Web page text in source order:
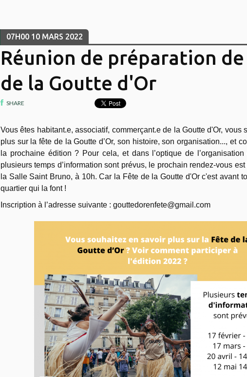
07H00 10 MARS 2022
Réunion de préparation
de la Goutte d'Or
SHARE
Vous êtes habitant.e, associatif, commerçant.e de la Goutte d'Or, vous
plus sur la fête de la Goutte d’Or, son histoire, son organisation..., et
la prochaine édition ? Pour cela, et dans l’optique de
plusieurs temps d’information sont prévus, le prochain rendez-vous
la Salle Saint Bruno, à 10h. Car la Fête de la Goutte d'Or c'est avant
quartier qui la font !
Inscription à l’adresse suivante : gouttedorenfete@gmail.com